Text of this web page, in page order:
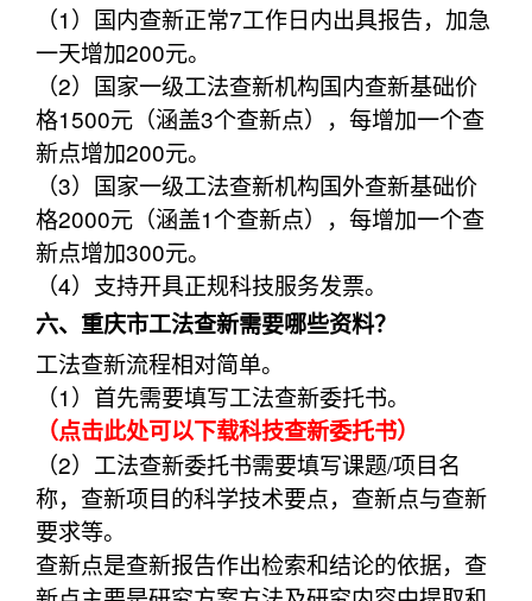
（1）国内查新正常7工作日内出具报告，加急
一天增加200元。
（2）国家一级工法查新机构国内查新基础价
格1500元（涵盖3个查新点），每增加一个查
新点增加200元。
（3）国家一级工法查新机构国外查新基础价
格2000元（涵盖1个查新点），每增加一个查
新点增加300元。
（4）支持开具正规科技服务发票。
六、重庆市工法查新需要哪些资料？
工法查新流程相对简单。
（1）首先需要填写工法查新委托书。
（点击此处可以下载科技查新委托书）
（2）工法查新委托书需要填写课题/项目名
称，查新项目的科学技术要点，查新点与查新
要求等。
查新点是查新报告作出检索和结论的依据，查